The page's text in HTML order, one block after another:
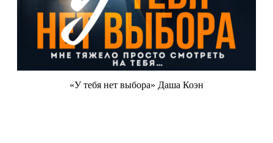
«У тебя нет выбора» Даша Коэн